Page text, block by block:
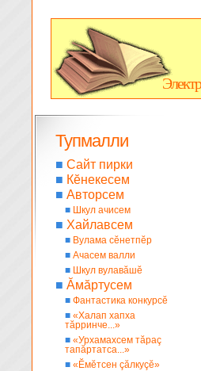
Тупмалли
■ Сайт пирки
■ Кĕнекесем
■ Авторсем
■ Шкул ачисем
■ Хайлавсем
■ Вулама сĕнетпĕр
■ Ачасем валли
■ Шкул вулавăшĕ
■ Ăмăртусем
■ Фантастика конкурсĕ
■ «Халап хапха
тăрринче...»
■ «Урхамахсем тăраç
тапăртатса...»
■ «Ĕмĕтсен çăлкуçĕ»